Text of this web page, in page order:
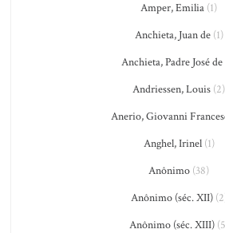
Amper, Emilia (1)
Anchieta, Juan de(1)
Anchieta, Padre José de
Andriessen, Louis (2)
Anerio, Giovanni
Anghel, Irinel(1)
Anônimo (38)
Anônimo (séc. XII)
Anônimo (séc. XIII)